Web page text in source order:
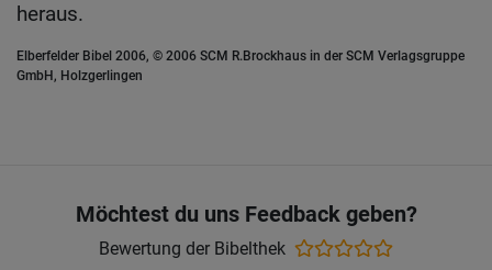
heraus.
Elberfelder Bibel 2006, © 2006 SCM R.Brockhaus in der SCM Verlagsgruppe
GmbH, Holzgerlingen
Möchtest du uns Feedback geben?
Bewertung der Bibelthek